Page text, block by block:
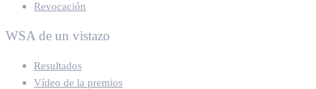
Revocación
WSA de un vistazo
Resultados
Vídeo de la premios